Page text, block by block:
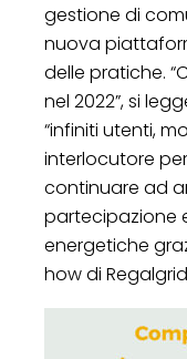
gestione di
nuova
delle pratiche.
nel 2022”, si
“infiniti utenti,
interlocutore
continuare ad
partecipazione
energetiche
how di